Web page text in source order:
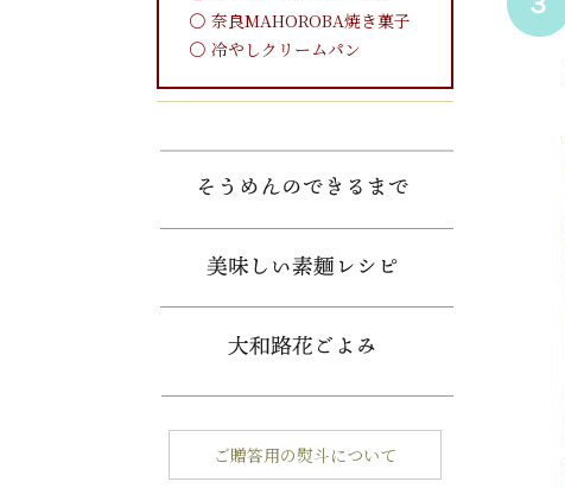
奈良MAHOROBA焼き菓子
冷やしクリームパン
ご贈答用の熨斗について